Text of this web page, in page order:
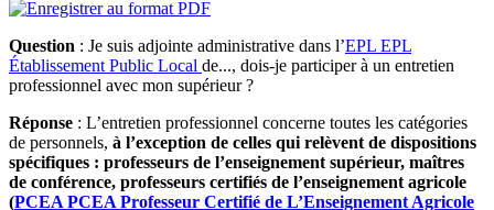
Question : Je suis adjointe administrative dans l’EPL EPL
Établissement Public Local de..., dois-je participer à un entretien
professionnel avec mon supérieur ?
Réponse : L’entretien professionnel concerne toutes les catégories
de personnels, à l’exception de celles qui relèvent de dispositions
spécifiques : professeurs de l’enseignement supérieur, maîtres
de conférence, professeurs certifiés de l’enseignement agricole
(PCEA PCEA Professeur Certifié de L’Enseignement Agricole